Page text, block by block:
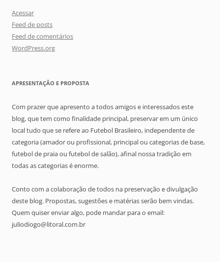
Acessar
Feed de posts
Feed de comentários
WordPress.org
APRESENTAÇÃO E PROPOSTA
Com prazer que apresento a todos amigos e interessados este
blog, que tem como finalidade principal, preservar em um único
local tudo que se refere ao Futebol Brasileiro, independente de
categoria (amador ou profissional, principal ou categorias de base,
futebol de praia ou futebol de salão), afinal nossa tradição em
todas as categorias é enorme.
Conto com a colaboração de todos na preservação e divulgação
deste blog. Propostas, sugestões e matérias serão bem vindas.
Quem quiser enviar algo, pode mandar para o email:
juliodiogo@litoral.com.br